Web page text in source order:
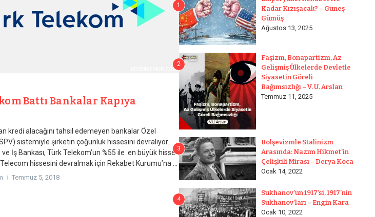
Battı Bankalar Kapıya
kredi alacağını tahsil edemeyen bankalar Özel
sistemiyle şirketin çoğunluk hissesini devralıyor.
İş Bankası, Türk Telekom’un %55 ile en büyük hisse
hissesini devralmak için Rekabet Kurumu’na ...
Temmuz 5, 2018
1
Kadar Kızışacak? – Güneş
Gümüş
Ağustos 13, 2025
2
Faşizm, Bonapartizm, Az
Gelişmiş Ülkelerde Devletle
Siyasetin Göreli
Bağımsızlığı – V. U. Arslan
Temmuz 11, 2025
3
Bolşevizmle Stalinizm
Arasında: Nazım Hikmet’in
Çelişkili Mirası – Derya Koca
Ocak 14, 2022
4
Sukhanov’un 1917’si, 1917’nin
Sukhanov’ları – Engin Kara
Ocak 10, 2022